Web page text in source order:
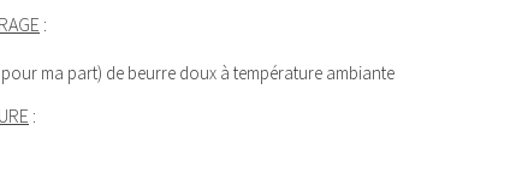
:
pour ma part) de beurre doux à température ambiante
: